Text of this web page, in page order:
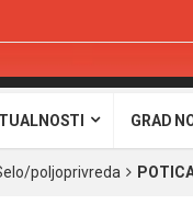
GRAD
poljoprivreda